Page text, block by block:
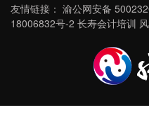
友情链接： 渝公网安备
18006832号-2 长寿会计培训